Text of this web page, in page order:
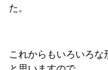
た。
これからもいろいろな